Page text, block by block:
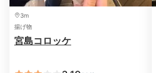
3m
揚げ物
宮島コロッケ